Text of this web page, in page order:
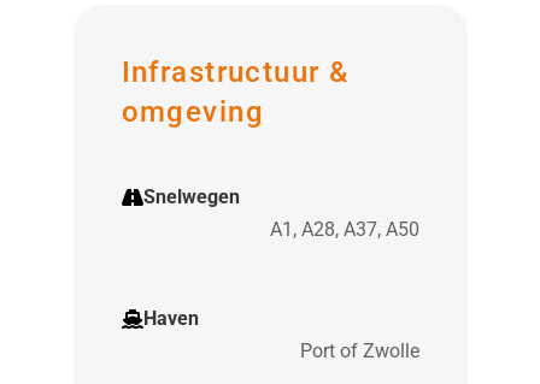
Infrastructuur &
omgeving
Snelwegen
A1, A28, A37, A50
Haven
Port of Zwolle